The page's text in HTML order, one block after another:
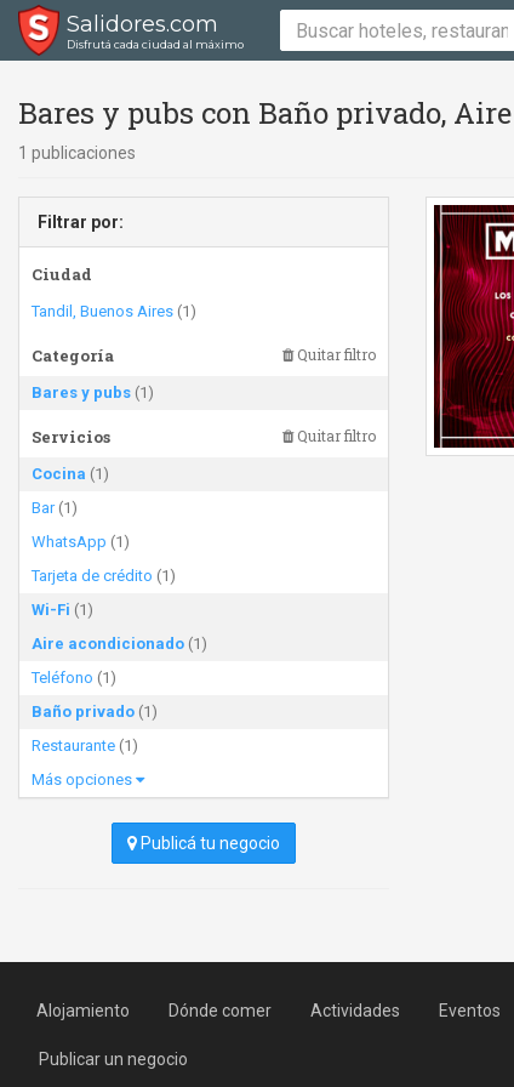
Salidores.com
Disfrutá cada ciudad al máximo
Bares y pubs con Baño privado,
1 publicaciones
Filtrar por:
Ciudad
Tandil, Buenos Aires (1)
Categoría Quitar filtro
Bares y pubs (1)
Servicios Quitar filtro
Cocina (1)
Bar(1)
WhatsApp (1)
Tarjeta de crédito (1)
Wi-Fi (1)
Aire acondicionado (1)
Teléfono (1)
Baño privado (1)
Restaurante (1)
Más opciones
Publicá tu negocio
Alojamiento Dónde comer Actividades Eventos
Publicar un negocio